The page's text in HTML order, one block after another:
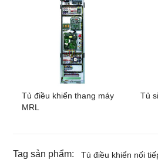
Tủ điều khiển thang máy
MRL
Tủ
Tag sản phẩm:
Tủ điều khiển nối